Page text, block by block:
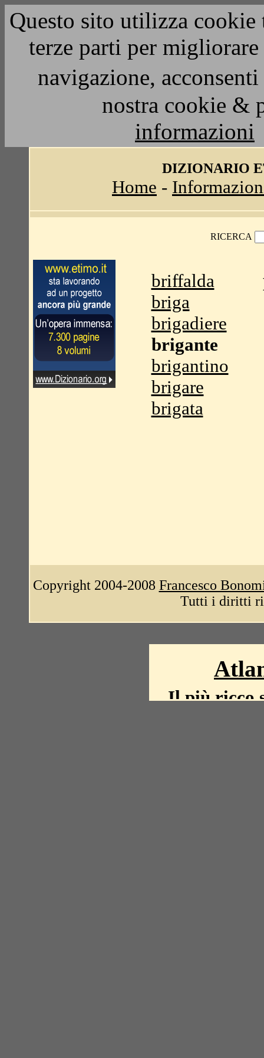
Questo sito utilizza
terze parti per
navigazione,
nostra cookie &
informazioni
DIZIONARIO
Home -
RICERCA
briffalda
briga
brigadiere
brigante
brigantino
brigare
brigata
Copyright 2004-2008 Francesco
Tutti i diritti
Il più ricco